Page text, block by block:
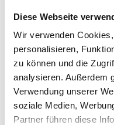
Diese Webseite
Wir verwenden
personalisieren,
zu können und die
analysieren. Außerdem
Verwendung unserer
soziale Medien,
Partner führen diese
Gebinde
Umrechnungsfaktoren